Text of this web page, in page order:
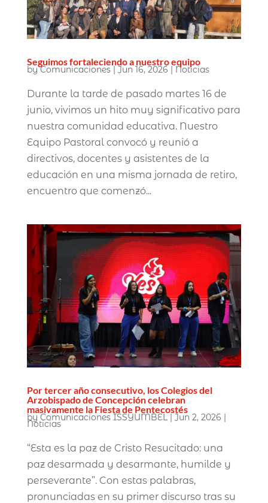
Seguimos fortaleciendo a nuestro equipo
byComunicaciones| Jun 16, 2026 | Noticias
Durante la tarde de pasado martes 16 de
junio, vivimos un hito muy significativo para
nuestra comunidad educativa. Nuestro
Equipo Pastoral convocó y reunió a
directivos, docentes y asistentes de la
educación en una misma jornada de retiro,
encuentro que comenzó...
Por tercer año consecutivo, los Colegios del
Arzobispado de Concepción celebran
masivamente la Fiesta de Pentecostés
by Comunicaciones ISSYUMBEL| Jun 2, 2026 |
Noticias
“Esta es la paz de Cristo Resucitado: una
paz desarmada y desarmante, humilde y
perseverante”. Con estas palabras,
pronunciadas en su primer discurso tras su